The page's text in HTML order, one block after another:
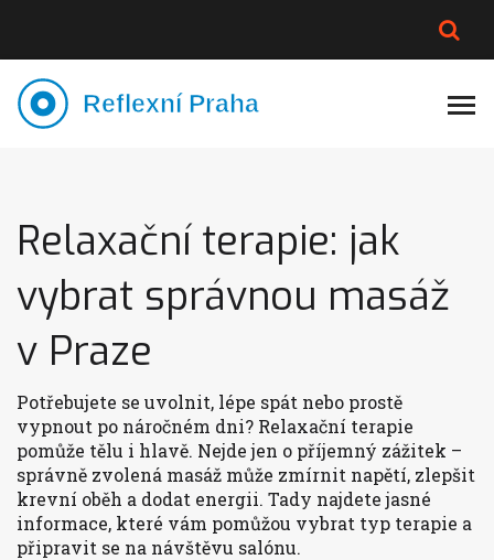
VÝMĚNA VODY
Relaxační terapie: jak
vybrat správnou masáž
v Praze
Potřebujete se uvolnit, lépe spát nebo prostě
vypnout po náročném dni? Relaxační terapie
pomůže tělu i hlavě. Nejde jen o příjemný zážitek –
správně zvolená masáž může zmírnit napětí, zlepšit
krevní oběh a dodat energii. Tady najdete jasné
informace, které vám pomůžou vybrat typ terapie a
připravit se na návštěvu salónu.